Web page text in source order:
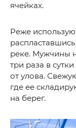
ячейках.
Реже
реке. Мужчины
три раза в
от улова.
где ее
на берег.